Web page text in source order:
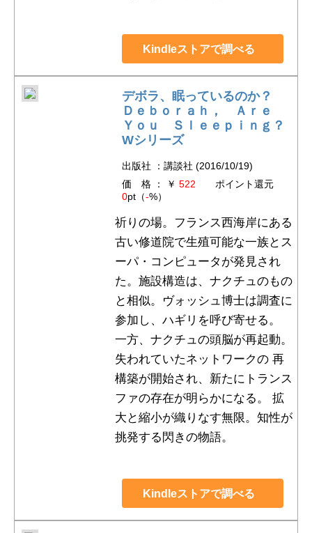
Kindleストアで調べる
デボラ、眠っているのか？
Ｄｅｂｏｒａｈ， Ａｒｅ
Ｙｏｕ Ｓｌｅｅｐｉｎｇ？
Wシリーズ
出版社 ：講談社 (2016/10/19)
価 格 ： ￥ 522 ポイント還元
0pt（-%）
祈りの場。フランス西海岸にある
古い修道院で生殖可能な一族とス
ーパ・コンピュータが発見され
た。施設構造は、ナクチュのもの
と相似。ヴォッシュ博士は調査に
参加し、ハギリを呼び寄せる。
一方、ナクチュの頭脳が再起動。
失われていたネットワークの 再
構築が開始され、新たにトランス
ファの存在が明らかになる。 拡
大と縮小が織りなす無限。知性が
挑発する閃きの物語。
Kindleストアで調べる